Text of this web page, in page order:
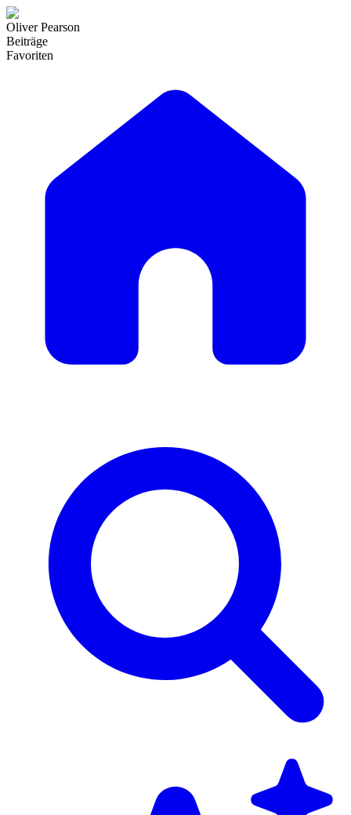
Oliver Pearson
Beiträge
Favoriten